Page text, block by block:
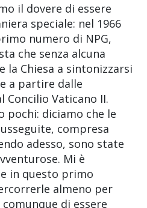
il dovere di essere
speciale: nel 1966
numero di NPG,
che senza alcuna
la Chiesa a sintonizzarsi
a partire dalle
Concilio Vaticano II.
pochi: diciamo che le
compresa
adesso, sono state
Mi è
in questo primo
almeno per
di essere